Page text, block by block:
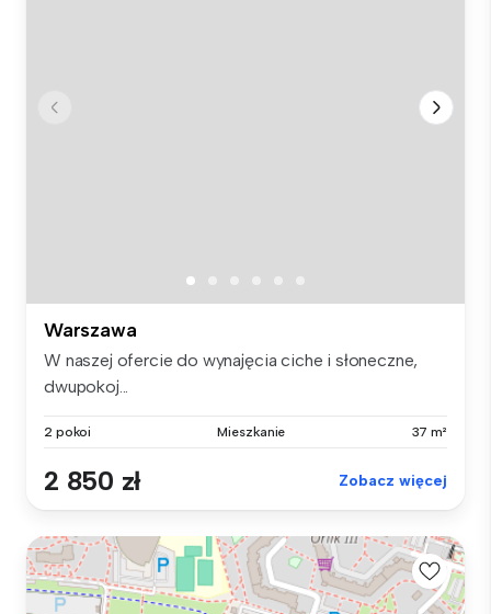
Warszawa
W naszej ofercie do wynajęcia ciche i słoneczne,
dwupokoj...
2 pokoi Mieszkanie 37 m²
2 850 zł Zobacz więcej